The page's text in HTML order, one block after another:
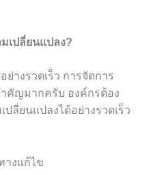
เปลี่ยนแปลง?
างรวดเร็ว การจัดการ
ำคัญมากครับ องค์กรต้อง
ลี่ยนแปลงได้อย่างรวดเร็ว
างแก้ไข